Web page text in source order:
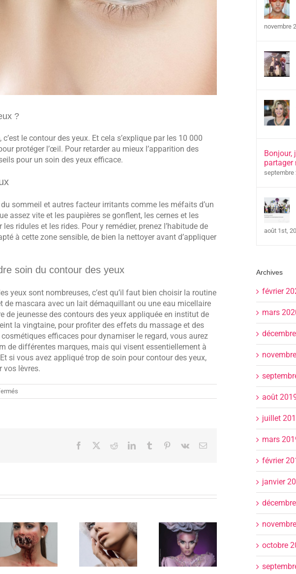
?
le contour des yeux. Et cela s’explique par les 10 000
protéger l’œil. Pour retarder au mieux l’apparition des
pour un soin des yeux efficace.
sommeil et autres facteur irritants comme les méfaits d’un
assez vite et les paupières se gonflent, les cernes et les
ridules et les rides. Pour y remédier, prenez l’habitude de
à cette zone sensible, de bien la nettoyer avant d’appliquer
soin du contour des yeux
yeux sont nombreuses, c’est qu’il faut bien choisir la routine
de mascara avec un lait démaquillant ou une eau micellaire
de jeunesse des contours des yeux appliquée en institut de
la vingtaine, pour profiter des effets du massage et des
efficaces pour dynamiser le regard, vous aurez
de différentes marques, mais qui visent essentiellement à
si vous avez appliqué trop de soin pour contour des yeux,
vos lèvres.
Comment
Facebook RedditLinkedInTumblr Pinterest
Vk Email
d’Annick
Cayot sur
www.prontopro.fr
: maquilleur
et
esthéticien,
Annick
Cayot fait la
couverture
du magazine
« les
Annick
Cayot sur
Viva+
novembre
Bonjour,
partager
septembre
août 1st,
Archives
février
mars
août
juillet
mars
février
janvier
octobre